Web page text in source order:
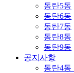
동탄5동
동탄6동
동탄7동
동탄8동
동탄9동
공지사항
동탄4동